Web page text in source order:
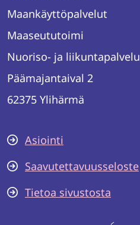
Maankäyttöpalvelut
Maaseututoimi
Nuoriso- ja liikuntapalvelu
Päämajantaival 2
62375 Ylihärmä
Asiointi
Saavutettavuusseloste
Tietoa sivustosta